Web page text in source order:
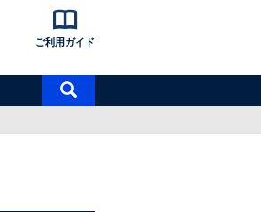
ご利用ガイド